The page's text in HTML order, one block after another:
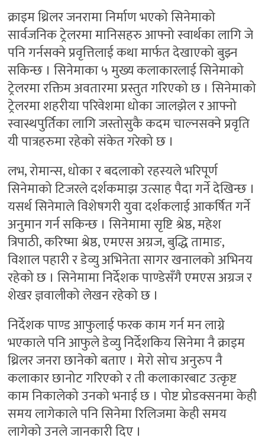
क्राइम थ्रिलर जनरामा निर्माण भएको सिनेमाको
सार्वजनिक ट्रेलरमा मानिसहरु आफ्नो स्वार्थका लागि जे
पनि गर्नसक्ने प्रवृत्तिलाई कथा मार्फत देखाएको बुझ्न
सकिन्छ । सिनेमाका ५ मुख्य कलाकारलाई सिनेमाको
ट्रेलरमा रक्तिम अवतारमा प्रस्तुत गरिएको छ । सिनेमाको
ट्रेलरमा शहरीया परिवेशमा धोका जालझेल र आफ्नो
स्वास्थपुर्तिका लागि जस्तोसुकै कदम चाल्नसक्ने प्रवृति
यी पात्रहरुमा रहेको संकेत गरेको छ ।
लभ, रोमान्स, धोका र बदलाको रहस्यले भरिपूर्ण
सिनेमाको टिजरले दर्शकमाझ उत्साह पैदा गर्ने देखिन्छ ।
यसर्थ सिनेमाले विशेषगरी युवा दर्शकलाई आकर्षित गर्ने
अनुमान गर्न सकिन्छ । सिनेमामा सृष्टि श्रेष्ठ, महेश
त्रिपाठी, करिष्मा श्रेष्ठ, एमएस अग्रज, बुद्धि तामाङ,
विशाल पहारी र डेव्यु अभिनेता सागर खनालको अभिनय
रहेको छ । सिनेमामा निर्देशक पाण्डेसँगै एमएस अग्रज र
शेखर ज्ञवालीको लेखन रहेको छ ।
निर्देशक पाण्ड आफुलाई फरक काम गर्न मन लाग्ने
भएकाले पनि आफुले डेव्यु निर्देशकिय सिनेमा नै क्राइम
थ्रिलर जनरा छानेको बताए । मेरो सोच अनुरुप नै
कलाकार छानोट गरिएको र ती कलाकारबाट उत्कृष्ट
काम निकालेको उनको भनाई छ । पोष्ट प्रोडक्सनमा केही
समय लागेकाले पनि सिनेमा रिलिजमा केही समय
लागेको उनले जानकारी दिए ।